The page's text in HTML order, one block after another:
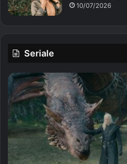
10/07/2026
Seriale